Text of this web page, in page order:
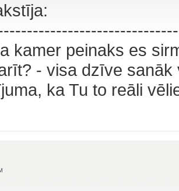
kamer peinaks es
- visa dzīve
ka Tu to reāli